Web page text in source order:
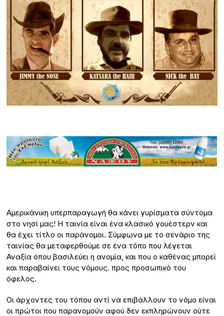
Αμερικάνικη υπερπαραγωγή θα κάνει γυρίσματα σύντομα
στο νησί μας! Η ταινία είναι ένα κλασικό γουέστερν και
θα έχει τίτλο οι παράνομοι. Σύμφωνα με το σενάριο της
ταινίας θα μεταφερθούμε σε ένα τόπο που λέγεται
Αναξία όπου βασιλεύει η ανομία, και που ο καθένας μπορεί
και παραβαίνει τους νόμους. προς προσωπικό του
όφελος.
Οι άρχοντες του τόπου αντί να επιβάλλουν το νόμο είναι
οι πρώτοι που παρανομούν αφού δεν εκπληρώνουν ούτε